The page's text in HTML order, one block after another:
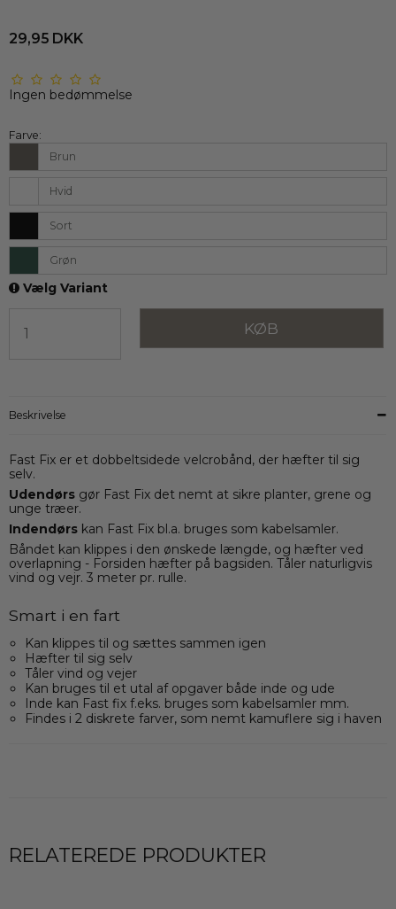
29,95 DKK
Ingen bedømmelse
Farve:
Brun
Hvid
Sort
Grøn
Vælg Variant
KØB
Beskrivelse
Fast Fix er et dobbeltsidede velcrobånd, der hæfter til sig
selv.
Udendørs gør Fast Fix det nemt at sikre planter, grene og
unge træer.
Indendørs kan Fast Fix bl.a. bruges som kabelsamler.
Båndet kan klippes i den ønskede længde, og hæfter ved
overlapning - Forsiden hæfter på bagsiden. Tåler naturligvis
vind og vejr. 3 meter pr. rulle.
Smart i en fart
Kan klippes til og sættes sammen igen
Hæfter til sig selv
Tåler vind og vejer
Kan bruges til et utal af opgaver både inde og ude
Inde kan Fast fix f.eks. bruges som kabelsamler mm.
Findes i 2 diskrete farver, som nemt kamuflere sig i haven
RELATEREDE PRODUKTER